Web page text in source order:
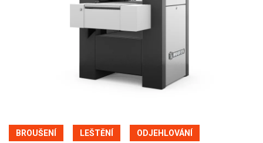
BROUŠENÍ LEŠTĚNÍ ODJEHLOVÁNÍ